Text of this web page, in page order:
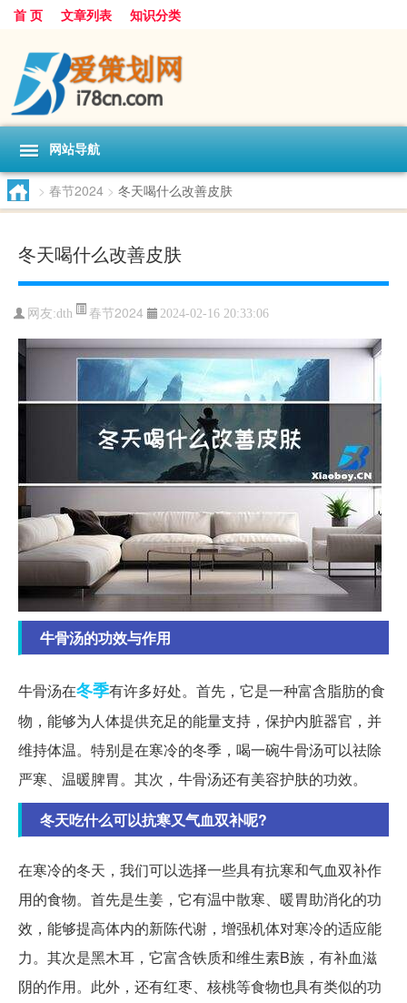
首 页 文章列表 知识分类
网站导航
> 春节2024 > 冬天喝什么改善皮肤
冬天喝什么改善皮肤
网友:dth 春节2024 2024-02-16 20:33:06
牛骨汤的功效与作用
牛骨汤在冬季有许多好处。首先，它是一种富含脂肪的食
物，能够为人体提供充足的能量支持，保护内脏器官，并
维持体温。特别是在寒冷的冬季，喝一碗牛骨汤可以祛除
严寒、温暖脾胃。其次，牛骨汤还有美容护肤的功效。
冬天吃什么可以抗寒又气血双补呢?
在寒冷的冬天，我们可以选择一些具有抗寒和气血双补作
用的食物。首先是生姜，它有温中散寒、暖胃助消化的功
效，能够提高体内的新陈代谢，增强机体对寒冷的适应能
力。其次是黑木耳，它富含铁质和维生素B族，有补血滋
阴的作用。此外，还有红枣、核桃等食物也具有类似的功